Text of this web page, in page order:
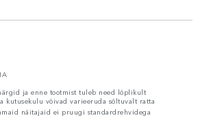
ja enne tootmist tuleb need lõplikult
kutusekulu võivad varieeruda sõltuvalt ratta
näitajaid ei pruugi standardrehvidega